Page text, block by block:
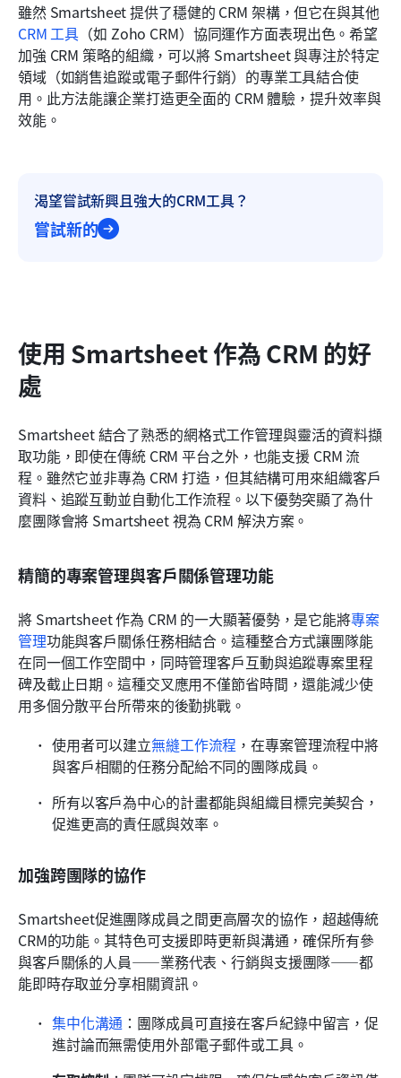
雖然 Smartsheet 提供了穩健的 CRM 架構，但它在與其他
CRM 工具 （如 Zoho CRM）協同運作方面表現出色。希望
加強 CRM 策略的組織，可以將 Smartsheet 與專注於特定
領域（如銷售追蹤或電子郵件行銷）的專業工具結合使
用。此方法能讓企業打造更全面的 CRM 體驗，提升效率與
效能。
渴望嘗試新興且強大的CRM工具？
嘗試新的
使用 Smartsheet 作為 CRM 的好
處
Smartsheet 結合了熟悉的網格式工作管理與靈活的資料擷
取功能，即使在傳統 CRM 平台之外，也能支援 CRM 流
程。雖然它並非專為 CRM 打造，但其結構可用來組織客戶
資料、追蹤互動並自動化工作流程。以下優勢突顯了為什
麼團隊會將 Smartsheet 視為 CRM 解決方案。
精簡的專案管理與客戶關係管理功能
將 Smartsheet 作為 CRM 的一大顯著優勢，是它能將專案
管理功能與客戶關係任務相結合。這種整合方式讓團隊能
在同一個工作空間中，同時管理客戶互動與追蹤專案里程
碑及截止日期。這種交叉應用不僅節省時間，還能減少使
用多個分散平台所帶來的後勤挑戰。
使用者可以建立無縫工作流程 ，在專案管理流程中將
與客戶相關的任務分配給不同的團隊成員。
所有以客戶為中心的計畫都能與組織目標完美契合，
促進更高的責任感與效率。
加強跨團隊的協作
Smartsheet促進團隊成員之間更高層次的協作，超越傳統
CRM的功能。其特色可支援即時更新與溝通，確保所有參
與客戶關係的人員——業務代表、行銷與支援團隊——都
能即時存取並分享相關資訊。
集中化溝通 ：團隊成員可直接在客戶紀錄中留言，促
進討論而無需使用外部電子郵件或工具。